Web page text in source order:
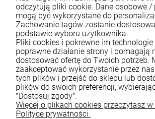
Bateria kuchenna wyciągana
wylewka złota kran dwufunkcyjny
nowoczesny Fossa
289,00 zł
DO KOSZYKA
Bateria
wylewką
469,00 zł
odczytują pliki cookie. Dane osobowe /
mogą być wykorzystane do
Zachowanie tagów zostanie
podstawie wyboru użytkownika.
Pliki cookies i pokrewne im
poprawne działanie strony i pomagają
dostosować ofertę do Twoich potrzeb.
zaakceptować wykorzystanie przez
tych plików i przejść do sklepu lub
plików do swoich preferencji,
"Dostosuj zgody".
Więcej o plikach cookies przeczytasz w
Polityce prywatności.